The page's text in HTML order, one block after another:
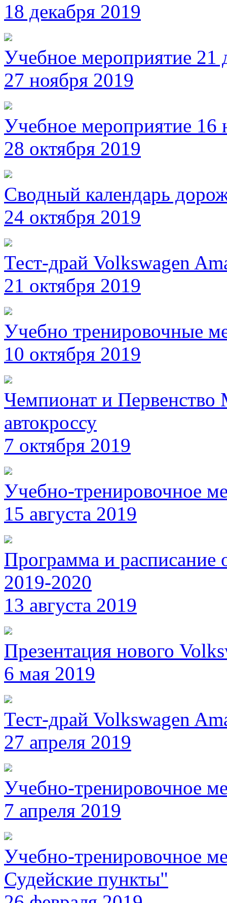
18 декабря 2019
Учебное мероприятие 21
27 ноября 2019
Учебное мероприятие 16
28 октября 2019
Сводный календарь
24 октября 2019
Тест-драй Volkswagen
21 октября 2019
Учебно тренировочные
10 октября 2019
Чемпионат и Первенство
автокроссу
7 октября 2019
Учебно-тренировочное
15 августа 2019
Программа и расписание
2019-2020
13 августа 2019
Презентация нового
6 мая 2019
Тест-драй Volkswagen
27 апреля 2019
Учебно-тренировочное
7 апреля 2019
Учебно-тренировочное
Судейские пункты"